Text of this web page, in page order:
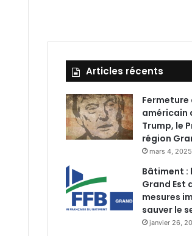
Articles récents
américain
Trump, le
région
mars 4, 2025
Bâtiment :
Grand Est
mesures
sauver le
janvier 26,